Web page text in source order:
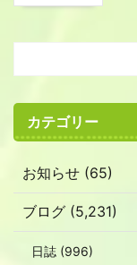
カテゴリー
お知らせ (65)
ブログ (5,231)
日誌 (996)